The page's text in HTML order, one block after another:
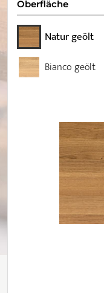
Oberfläche
Natur geölt
Bianco geölt